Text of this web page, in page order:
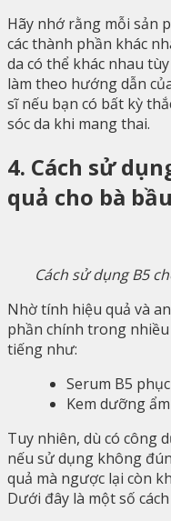
Hãy nhớ rằng mỗi sản
các thành phần khác
da có thể khác nhau
làm theo hướng dẫn
sĩ nếu bạn có bất kỳ
sóc da khi mang thai.
4. Cách sử
quả cho bà bầu
Cách sử dụng B5
Nhờ tính hiệu quả và
phần chính trong nhiều
tiếng như:
Serum B5
Kem dưỡng
Tuy nhiên, dù có công
nếu sử dụng không
quả mà ngược lại còn
Dưới đây là một số